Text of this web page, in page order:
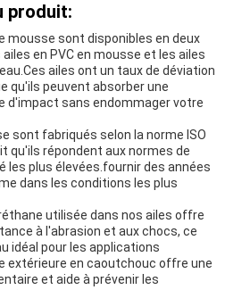
produit:
mousse sont disponibles en deux
en PVC en mousse et les ailes
ailes ont un taux de déviation
qu'ils peuvent absorber une
d'impact sans endommager votre
sont fabriqués selon la norme ISO
qu'ils répondent aux normes de
les plus élevées.fournir des années
dans les conditions les plus
utilisée dans nos ailes offre
à l'abrasion et aux chocs, ce
idéal pour les applications
extérieure en caoutchouc offre une
et aide à prévenir les